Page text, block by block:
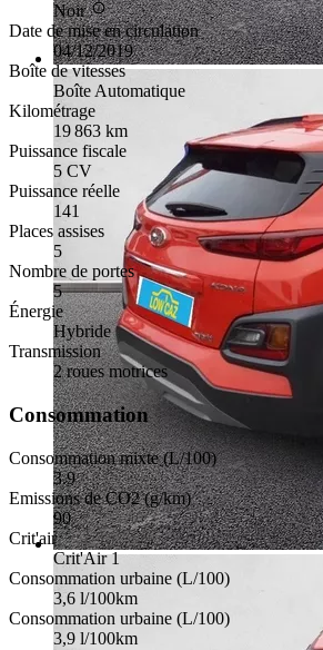
Noir
Date de mise en circulation
04/12/2019
Boîte de vitesses
Boîte Automatique
Kilométrage
19 863 km
Puissance fiscale
5 CV
Puissance réelle
141
Places assises
5
Nombre de portes
5
Énergie
Hybride
Transmission
2 roues motrices
Consommation
Consommation mixte (L/100)
3.9
Emissions de CO2 (g/km)
90
Crit'air
Crit'Air 1
Consommation urbaine (L/100)
3,6 l/100km
Consommation urbaine (L/100)
3,9 l/100km